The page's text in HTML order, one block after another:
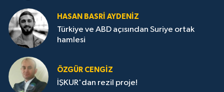
HASAN BASRI AYDENIZ
Türkiye ve ABD açısından Suriye ortak
hamlesi
ÖZGÜR CENGIZ
İŞKUR'dan rezil proje!